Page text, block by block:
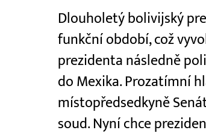
Dlouholetý bolivijský
funkční období, což
prezidenta následně
do Mexika. Prozatímní
místopředsedkyně
soud. Nyní chce